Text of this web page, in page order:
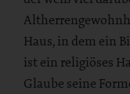
Haus, in dem ein
ist ein religiöses
Glaube seine